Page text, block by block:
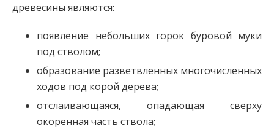
древесины являются:
появление небольших горок буровой муки
под стволом;
образование разветвленных многочисленных
ходов под корой дерева;
отслаивающаяся, опадающая сверху
окоренная часть ствола;